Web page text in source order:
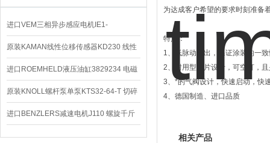
进口VEM三相异步感应电机IE1-
K21R80G4马达
原装KAMAN线性位移传感器KD230 线性
编码器
进口ROEMHELD液压油缸3829234 电磁
阀定位器
原装KNOLL螺杆泵单泵KTS32-64-T 切碎
排屑机
进口BENZLERS减速电机J110 螺旋千斤
顶BD-58
为达成客户希望的要求时刻准备
特点：
1、低脉动输出，保证涂装的一
2、耐用型膜片设计，可空打，
3、*的气阀设计，快速启动，快
4、德国制造、进口品质
相关产品